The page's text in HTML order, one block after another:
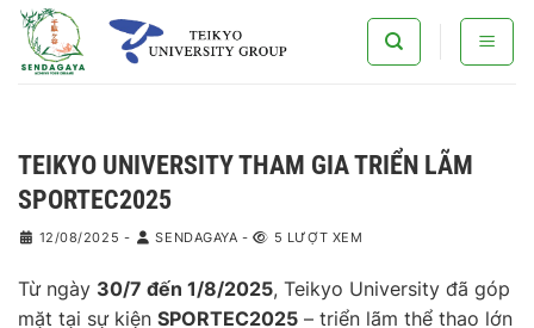
Bỏ
qua
nội
TEIKYO UNIVERSITY THAM GIA TRIỂN LÃM
SPORTEC2025
12/08/2025 - SENDAGAYA - 5 LƯỢT XEM
Từ ngày 30/7 đến 1/8/2025, Teikyo University đã góp
mặt tại sự kiện SPORTEC2025 – triển lãm thể thao lớn